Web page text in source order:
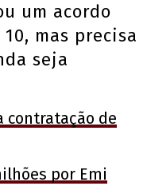
um acordo
mas precisa
seja
contratação de
por Emi